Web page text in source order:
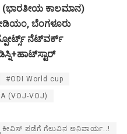
ಕಾಲಮಾನ)
ಬೆಂಗಳೂರು
ನೆಟ್‌ವರ್ಕ್
#ODI World cup
(VOJ-VOJ)
ಕೀವಿಸ್ ಪಡೆಗೆ ಗೆಲುವಿನ ಅನಿವಾರ್ಯ..!